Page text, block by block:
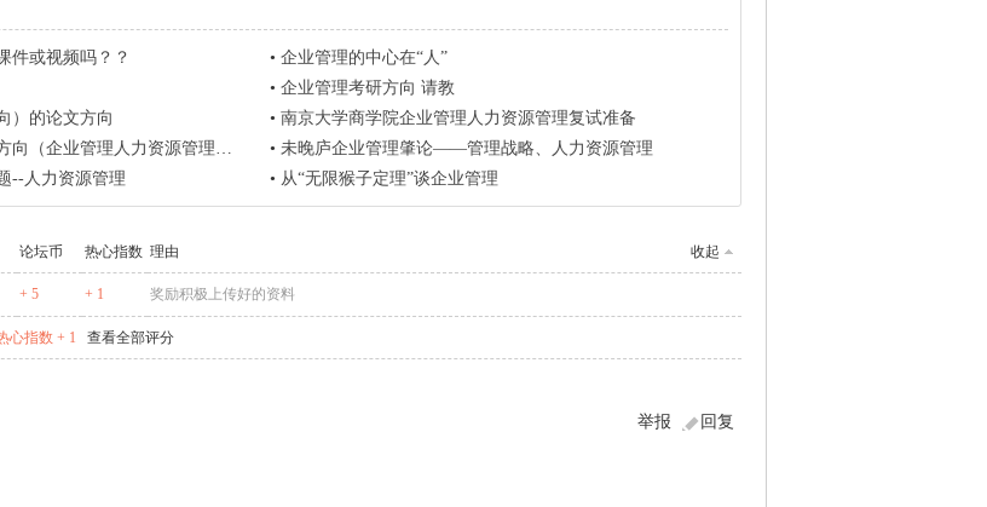
件或视频吗？？ • 企业管理的中心在“人”
• 企业管理考研方向 请教
）的论文方向 • 南京大学商学院企业管理人力资源管理复试准备
企业管理人力资源管理方向） • 未晚庐企业管理肇论——管理战略、人力资源管理
--人力资源管理 • 从“无限猴子定理”谈企业管理
论坛币 热心指数 收起
理由
+ 5 + 1 奖励积极上传好的资料
心指数 + 1 查看全部评分
回复
举报